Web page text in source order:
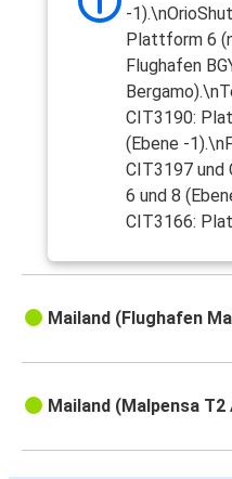
-
Plattform 6
Flughafen
CIT3190:
(Ebene -
CIT3197
6 und 8
CIT3166:
Mailand (Flughafen
Mailand (Malpensa